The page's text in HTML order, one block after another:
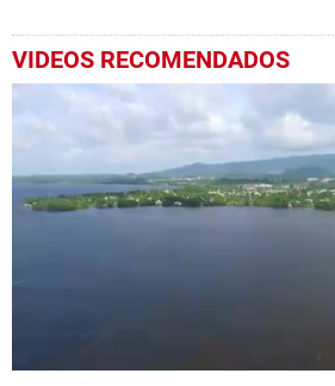
VIDEOS RECOMENDADOS